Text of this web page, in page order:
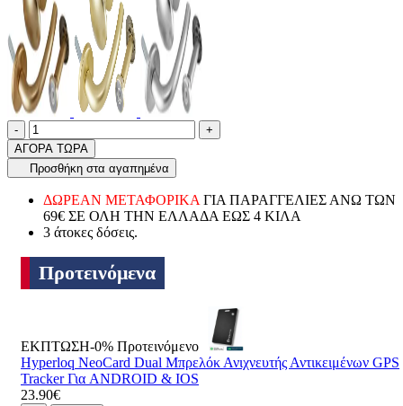
Ποσότητα
-product.increase.quantity +
ΑΓΟΡΑ ΤΩΡΑ
Προσθήκη στα αγαπημένα
ΔΩΡΕΑΝ ΜΕΤΑΦΟΡΙΚΑ ΓΙΑ ΠΑΡΑΓΓΕΛΙΕΣ ΑΝΩ ΤΩΝ
69€ ΣΕ ΟΛΗ ΤΗΝ ΕΛΛΑΔΑ ΕΩΣ 4 ΚΙΛΑ
3 άτοκες δόσεις.
Προτεινόμενα
ΕΚΠΤΩΣΗ-0% Προτεινόμενο
Hyperloq NeoCard Dual Μπρελόκ Ανιχνευτής Αντικειμένων GPS
Tracker Για ANDROID & IOS
23.90€